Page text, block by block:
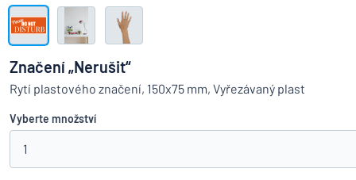
Zobrazit všechny kategorie
Vyžádat
nabídku
Přihlášení
Služby
zákazníkům
Jednotlivec
Značení „Nerušit“
Rytí plastového značení, 150x75 mm, Vyřezávaný plast
Vyberte množství
1